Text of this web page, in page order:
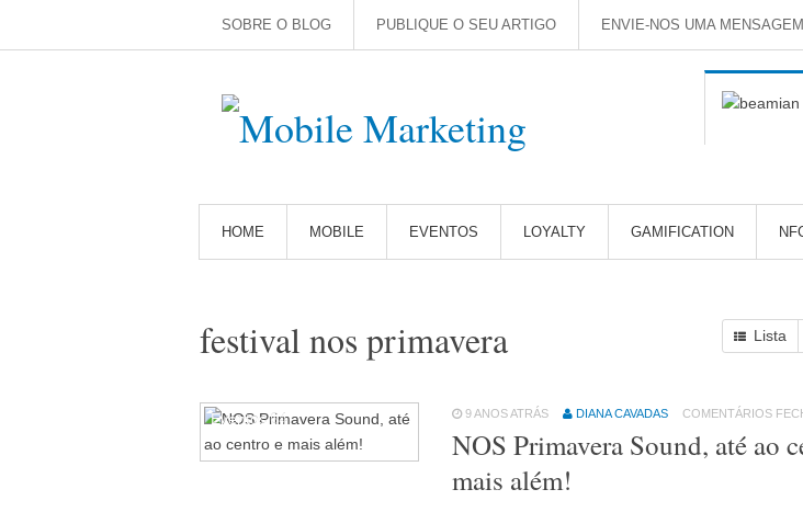
SOBRE O BLOG PUBLIQUE O SEU ARTIGO ENVIE-NOS UMA MENSAGEM
HOME MOBILE EVENTOS LOYALTY GAMIFICATION
festival nos primavera Lista
Eventos64 9 ANOS ATRÁS DIANA CAVADAS COMENTÁRIOS
NOS Primavera Sound, até ao
mais além!